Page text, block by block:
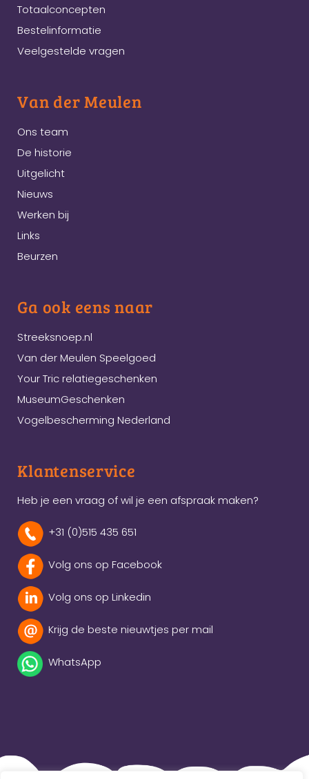
Totaalconcepten
Bestelinformatie
Veelgestelde vragen
Van der Meulen
Ons team
De historie
Uitgelicht
Nieuws
Werken bij
Links
Beurzen
Ga ook eens naar
Streeksnoep.nl
Van der Meulen Speelgoed
Your Tric relatiegeschenken
MuseumGeschenken
Vogelbescherming Nederland
Klantenservice
Heb je een vraag of wil je een afspraak maken?
+31 (0)515 435 651
Volg ons op Facebook
Volg ons op Linkedin
Krijg de beste nieuwtjes per mail
WhatsApp